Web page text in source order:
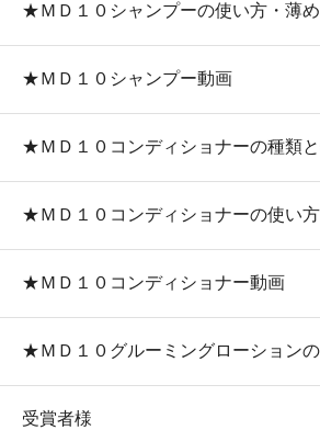
★ＭＤ１０シャンプーの使い方・薄
★ＭＤ１０シャンプー動画
★ＭＤ１０コンディショナーの種類
★ＭＤ１０コンディショナーの使い
★ＭＤ１０コンディショナー動画
★ＭＤ１０グルーミングローション
受賞者様